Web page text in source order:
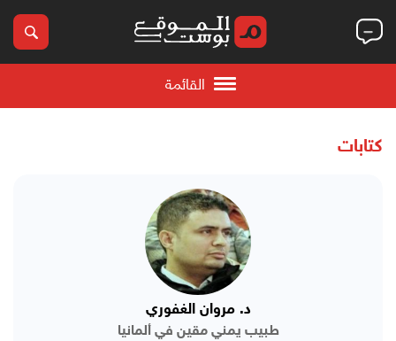
القائمة
كتابات
د. مروان الغفوري
طبيب يمني مقين في ألمانيا